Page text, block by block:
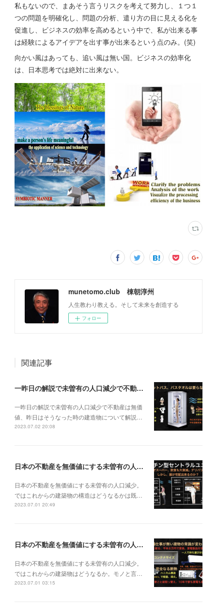
私もないので、まあそう言うリスクを考えて努力し、１つ１
つの問題を明確化し、問題の分析、遣り方の目に見える化を
促進し、ビジネスの効率を高めるという中で、私が出来る事
は経験によるアイデアを出す事が出来るという点のみ。(笑)
向かい風はあっても、追い風は無い国。ビジネスの効率化
は、日本思考では絶対に出来ない。
munetomo.club 棟朝淳州
人生教わり教える。そして未来を創造する
フォロー
関連記事
一昨日の解説で未曽有の人口減少で不動産は無価値、昨日はそうなった時の建造物について解説、今日からはその設備について解説をして行く。
一昨日の解説で未曽有の人口減少で不動産は無価
値、昨日はそうなった時の建造物について解説…
2023.07.02 20:08
日本の不動産を無価値にする未曽有の人口減少。ではこれからの建築物の構造はどうなるかは既に解説した。今はその内部の内容。その1
日本の不動産を無価値にする未曽有の人口減少。
ではこれからの建築物の構造はどうなるかは既…
2023.07.01 20:49
日本の不動産を無価値にする未曽有の人口減少。ではこれからの建築物はどうなるか。
日本の不動産を無価値にする未曽有の人口減少。
ではこれからの建築物はどうなるか。モノと言…
2023.07.01 03:15